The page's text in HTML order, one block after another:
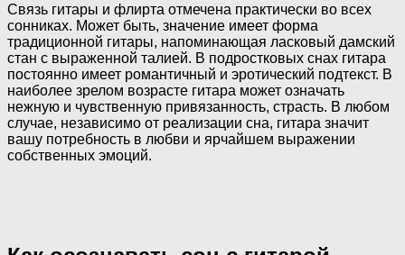
Связь гитары и флирта отмечена практически во всех
сонниках. Может быть, значение имеет форма
традиционной гитары, напоминающая ласковый дамский
стан с выраженной талией. В подростковых снах гитара
постоянно имеет романтичный и эротический подтекст. В
наиболее зрелом возрасте гитара может означать
нежную и чувственную привязанность, страсть. В любом
случае, независимо от реализации сна, гитара значит
вашу потребность в любви и ярчайшем выражении
собственных эмоций.